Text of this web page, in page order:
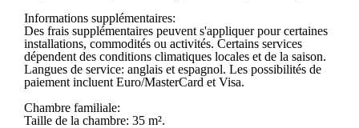
Informations supplémentaires:
Des frais supplémentaires peuvent s'appliquer pour certaines
installations, commodités ou activités. Certains services
dépendent des conditions climatiques locales et de la saison.
Langues de service: anglais et espagnol. Les possibilités de
paiement incluent Euro/MasterCard et Visa.
Chambre familiale:
Taille de la chambre: 35 m².